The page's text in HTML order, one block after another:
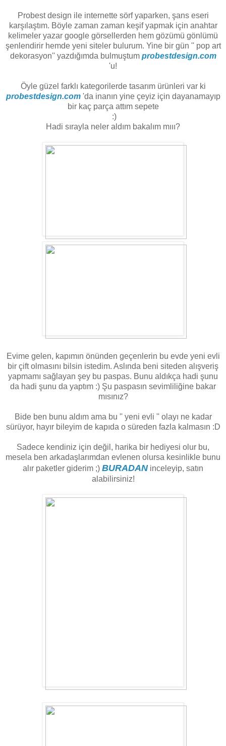
Probest design ile internette sörf yaparken, şans eseri
karşılaştım. Böyle zaman zaman keşif yapmak için anahtar
kelimeler yazar google görsellerden hem gözümü gönlümü
şenlendirir hemde yeni siteler bulurum. Yine bir gün '' pop art
dekorasyon'' yazdığımda bulmuştum probestdesign.com
'u!
Öyle güzel farklı kategorilerde tasarım ürünleri var ki
probestdesign.com'da inanın yine çeyiz için dayanamayıp
bir kaç parça attım sepete
:)
Hadi sırayla neler aldım bakalım mııı?
Evime gelen, kapımın önünden geçenlerin bu evde yeni evli
bir çift olmasını bilsin istedim. Aslında beni siteden alışveriş
yapmamı sağlayan şey bu paspas. Bunu aldıkça hadi şunu
da hadi şunu da yaptım :) Şu paspasın sevimliliğine bakar
mısınız?
Bide ben bunu aldım ama bu '' yeni evli '' olayı ne kadar
sürüyor, hayır bileyim de kapıda o süreden fazla kalmasın :D
Sadece kendiniz için değil, harika bir hediyesi olur bu,
mesela ben arkadaşlarımdan evlenen olursa kesinlikle bunu
alır paketler giderim ;) BURADANinceleyip, satın
alabilirsiniz!